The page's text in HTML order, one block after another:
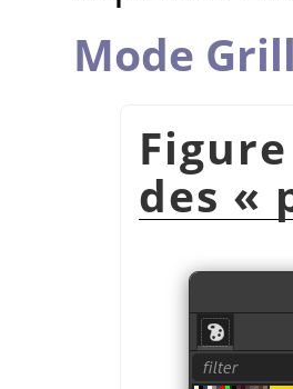
Mode
des «